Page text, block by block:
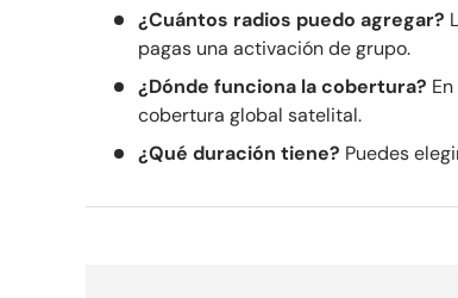
¿Cuántos radios puedo agregar?
pagas una activación de grupo.
¿Dónde funciona la cobertura?
cobertura global satelital.
¿Qué duración tiene? Puedes